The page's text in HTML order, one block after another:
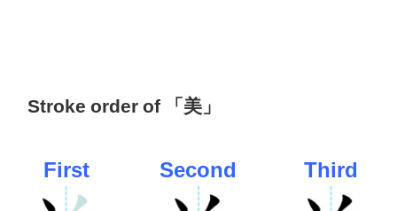
Stroke order of 「美」
First Second Third